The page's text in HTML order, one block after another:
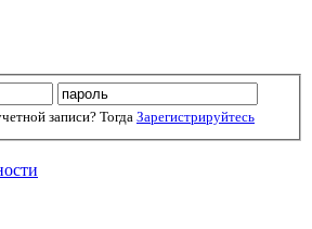
записи? Тогда Зарегистрируйтесь